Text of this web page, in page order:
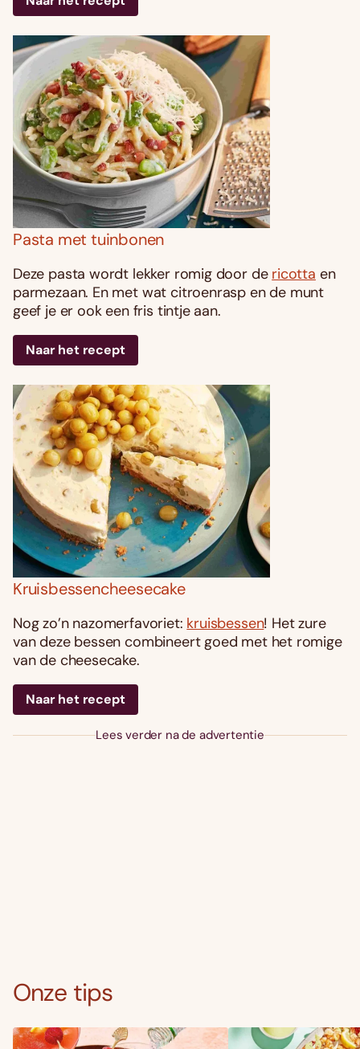
Pasta met tuinbonen
Deze pasta wordt lekker romig door de ricotta en
parmezaan. En met wat citroenrasp en de munt
geef je er ook een fris tintje aan.
Naar het recept
Kruisbessencheesecake
Nog zo’n nazomerfavoriet: kruisbessen! Het zure
van deze bessen combineert goed met het romige
van de cheesecake.
Naar het recept
Lees verder na de advertentie
Onze tips